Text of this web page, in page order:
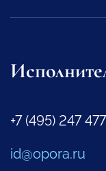
+7 (495) 247
id@opora.ru